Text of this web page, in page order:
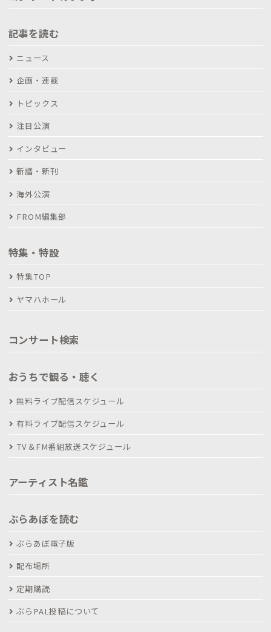
記事を読む
ニュース
企画・連載
トピックス
注目公演
インタビュー
新譜・新刊
海外公演
FROM編集部
特集・特設
特集TOP
ヤマハホール
コンサート検索
おうちで観る・聴く
無料ライブ配信スケジュール
有料ライブ配信スケジュール
TV＆FM番組放送スケジュール
アーティスト名鑑
ぶらあぼを読む
ぶらあぼ電子版
配布場所
定期購読
ぶらPAL投稿について